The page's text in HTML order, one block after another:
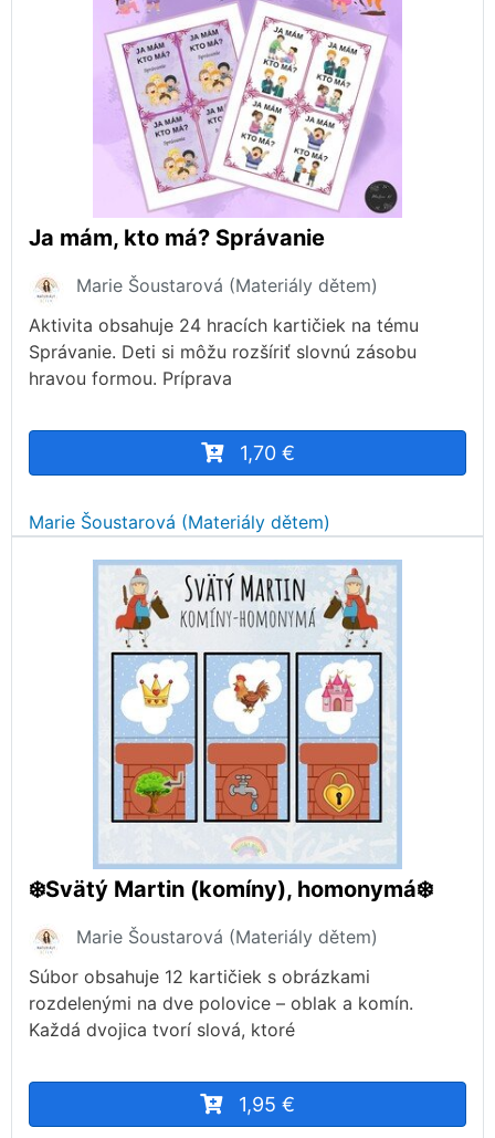
Ja mám, kto má? Správanie
Marie Šoustarová (Materiály dětem)
Aktivita obsahuje 24 hracích kartičiek na tému
Správanie. Deti si môžu rozšíriť slovnú zásobu
hravou formou. Príprava
1,70 €
Marie Šoustarová (Materiály dětem)
❄️Svätý Martin (komíny), homonymá❄️
Marie Šoustarová (Materiály dětem)
Súbor obsahuje 12 kartičiek s obrázkami
rozdelenými na dve polovice – oblak a komín.
Každá dvojica tvorí slová, ktoré
1,95 €